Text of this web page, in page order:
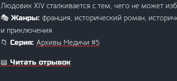
Людовик XIV сталкивается с тем, чего не может
🎭 Жанры: франция, исторический роман,
и приключения
📁 Серия: Архивы Медичи #5
📖 Читать отрывок